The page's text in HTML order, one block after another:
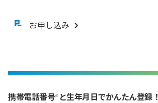
お申し込み
携帯電話​番号※ と生年月日でかんたん登録​​！